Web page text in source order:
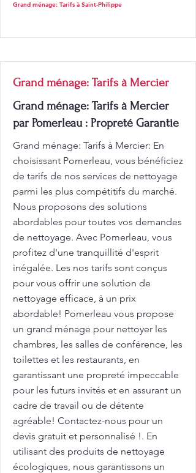
Grand ménage: Tarifs à Saint-Philippe
Grand ménage: Tarifs à Mercier
Grand ménage: Tarifs à Mercier
par Pomerleau : Propreté Garantie
Grand ménage: Tarifs à Mercier: En
choisissant Pomerleau, vous bénéficiez
de tarifs de nos services de nettoyage
parmi les plus compétitifs du marché.
Nous proposons des solutions
abordables pour toutes vos demandes
de nettoyage. Avec Pomerleau, vous
profitez d'une tranquillité d'esprit
inégalée. Les nos tarifs sont conçus
pour vous offrir une solution de
nettoyage efficace, à un prix
abordable! Pomerleau vous propose
un grand ménage pour nettoyer les
chambres, les salles de conférence, les
toilettes et les restaurants, en
garantissant une propreté impeccable
pour les futurs invités et en assurant un
cadre de travail ou de détente
agréable! Contactez-nous pour un
devis gratuit et personnalisé !. En
utilisant des produits de nettoyage
écologiques, nous garantissons un